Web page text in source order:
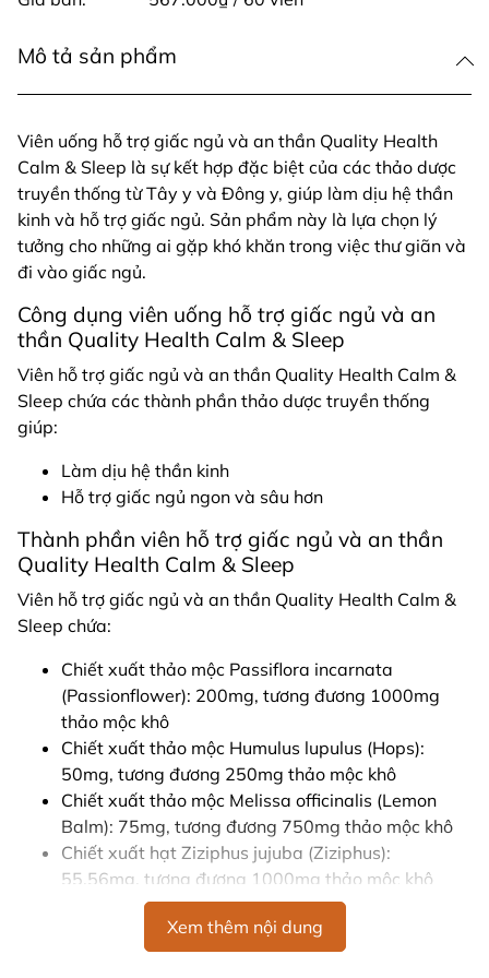
Mô tả sản phẩm
Viên uống hỗ trợ giấc ngủ và an thần Quality Health
Calm & Sleep là sự kết hợp đặc biệt của các thảo dược
truyền thống từ Tây y và Đông y, giúp làm dịu hệ thần
kinh và hỗ trợ giấc ngủ. Sản phẩm này là lựa chọn lý
tưởng cho những ai gặp khó khăn trong việc thư giãn và
đi vào giấc ngủ.
Công dụng viên uống hỗ trợ giấc ngủ và an
thần Quality Health Calm & Sleep
Viên hỗ trợ giấc ngủ và an thần Quality Health Calm &
Sleep chứa các thành phần thảo dược truyền thống
giúp:
Làm dịu hệ thần kinh
Hỗ trợ giấc ngủ ngon và sâu hơn
Thành phần viên hỗ trợ giấc ngủ và an thần
Quality Health Calm & Sleep
Viên hỗ trợ giấc ngủ và an thần Quality Health Calm &
Sleep chứa:
Chiết xuất thảo mộc Passiflora incarnata
(Passionflower): 200mg, tương đương 1000mg
thảo mộc khô
Chiết xuất thảo mộc Humulus lupulus (Hops):
50mg, tương đương 250mg thảo mộc khô
Chiết xuất thảo mộc Melissa officinalis (Lemon
Balm): 75mg, tương đương 750mg thảo mộc khô
Chiết xuất hạt Ziziphus jujuba (Ziziphus):
55.56mg, tương đương 1000mg thảo mộc khô
Chiết xuất rễ Valeriana officinalis (Valerian):
83.33mg, tương đương 500mg thảo mộc khô
Xem thêm nội dung